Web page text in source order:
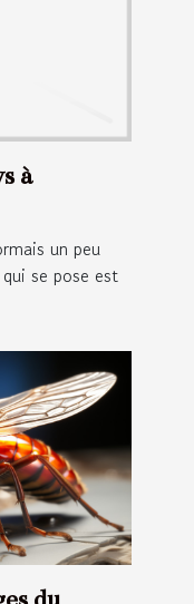
à
un peu
se pose est